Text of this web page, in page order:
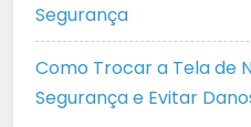
Segurança
Como Trocar a Tela de
Segurança e Evitar